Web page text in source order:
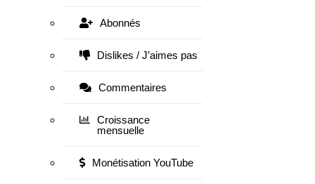
Abonnés
Dislikes / J’aimes pas
Commentaires
Croissance
mensuelle
Monétisation YouTube